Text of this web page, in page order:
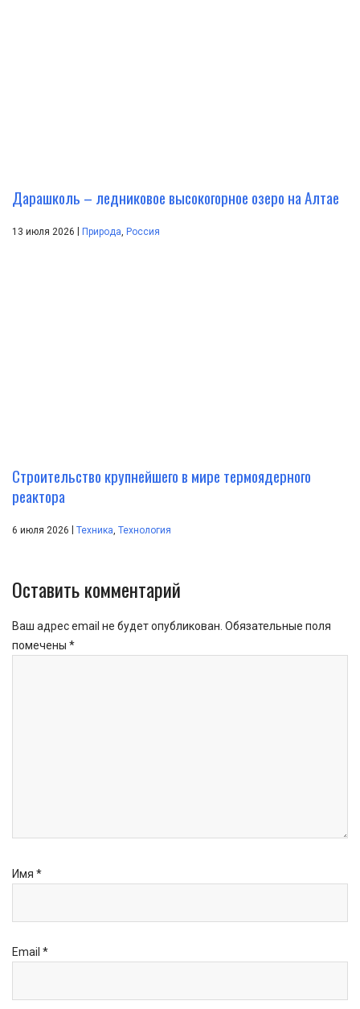
Дарашколь – ледниковое высокогорное озеро на Алтае
13 июля 2026 Природа, Россия
Строительство крупнейшего в мире термоядерного
реактора
6 июля 2026 | Техника, Технология
Оставить комментарий
Ваш адрес email не будет опубликован. Обязательные поля
помечены *
Имя *
Email *